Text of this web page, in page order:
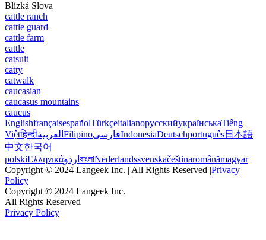
Blízká Slova
cattle ranch
cattle guard
cattle farm
cattle
catsuit
catty
catwalk
caucasian
caucasus mountains
caucus
EnglishfrançaisespañolTürkçeitalianoрусскийукраїнськаTiếng
Việtहिन्दीالعربية FilipinoفارسیIndonesiaDeutschportuguês日本語
中文한국어
polskiΕλληνικάاردو বাংলাNederlandssvenskačeštinaromânămagyar
Copyright © 2024 Langeek Inc. | All Rights Reserved |Privacy
Policy
Copyright © 2024 Langeek Inc.
All Rights Reserved
Privacy Policy